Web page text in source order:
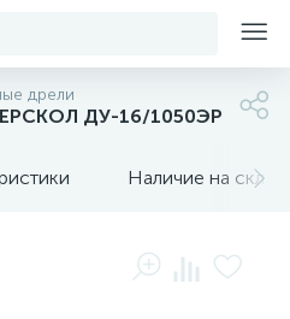
дрели
ДУ-16/1050ЭР
Наличие на